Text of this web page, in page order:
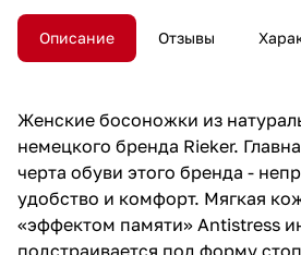
стелька с «эффектом памяти»
Antistress индивидуально
подстраивается под форму
амортизирует стопу.
Завышенная рельефная
подошва с эффектом
ударопоглощения обладает
отличной амортизацией и
хорошим сцеплением с
поверхностью. Удобная
Описание Отзывы
Женские босоножки из
немецкого бренда Rieker.
черта обуви этого бренда -
удобство и комфорт. Мягкая
«эффектом памяти» Antistress
подстраивается под форму